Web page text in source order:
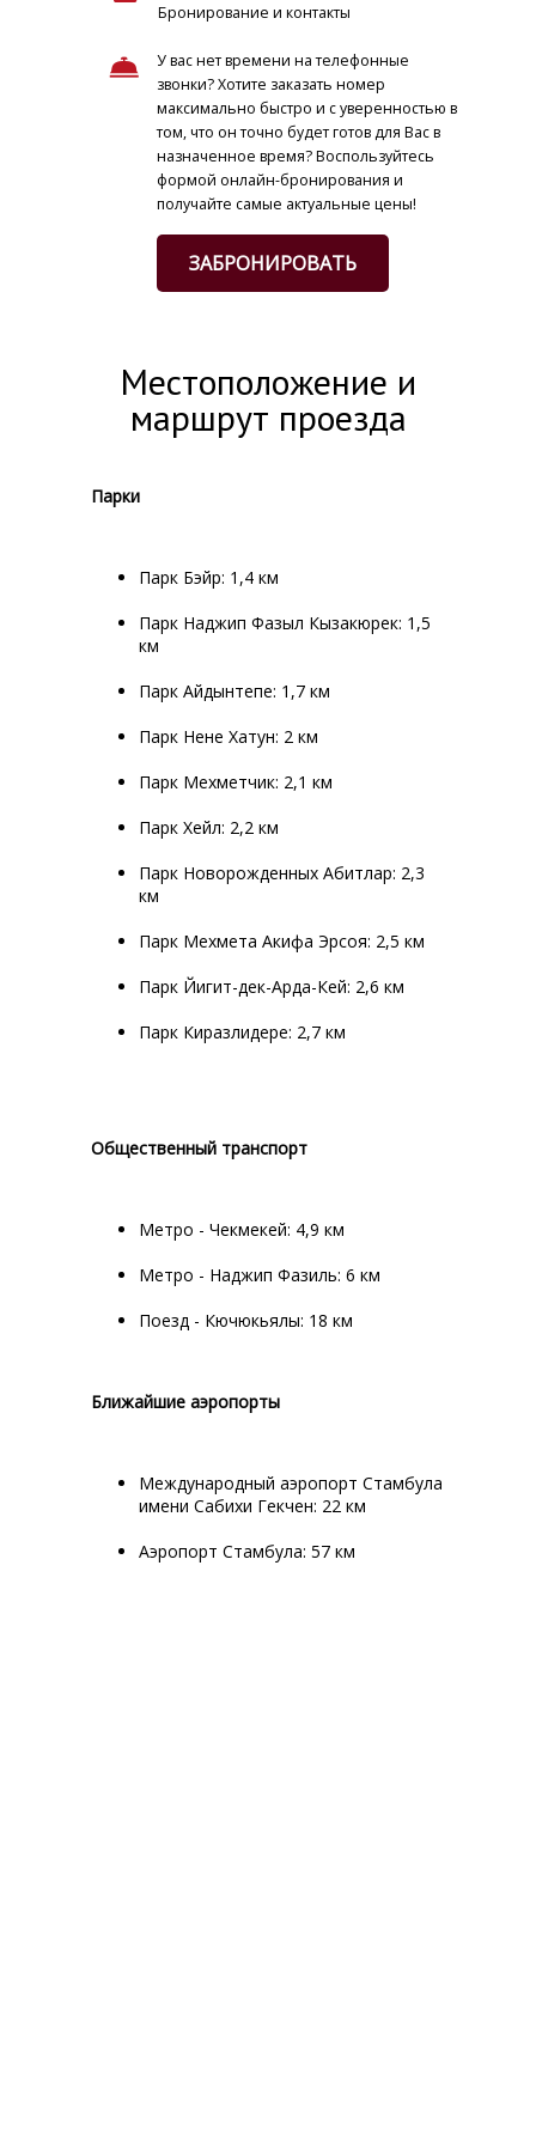
Бронирование и контакты
У вас нет времени на телефонные
звонки? Хотите заказать номер
максимально быстро и с уверенностью в
том, что он точно будет готов для Вас в
назначенное время? Воспользуйтесь
формой онлайн-бронирования и
получайте самые актуальные цены!
ЗАБРОНИРОВАТЬ
Местоположение и
маршрут проезда
Парки
Парк Бэйр: 1,4 км
Парк Наджип Фазыл Кызакюрек: 1,5
км
Парк Айдынтепе: 1,7 км
Парк Нене Хатун: 2 км
Парк Мехметчик: 2,1 км
Парк Хейл: 2,2 км
Парк Новорожденных Абитлар: 2,3
км
Парк Мехмета Акифа Эрсоя: 2,5 км
Парк Йигит-дек-Арда-Кей: 2,6 км
Парк Киразлидере: 2,7 км
Общественный транспорт
Метро - Чекмекей: 4,9 км
Метро - Наджип Фазиль: 6 км
Поезд - Кючюкьялы: 18 км
Ближайшие аэропорты
Международный аэропорт Стамбула
имени Сабихи Гекчен: 22 км
Аэропорт Стамбула: 57 км